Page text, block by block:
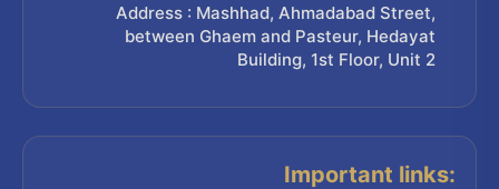
Address : Mashhad, Ahmadabad Street,
between Ghaem and Pasteur, Hedayat
Building, 1st Floor, Unit 2
Important links: